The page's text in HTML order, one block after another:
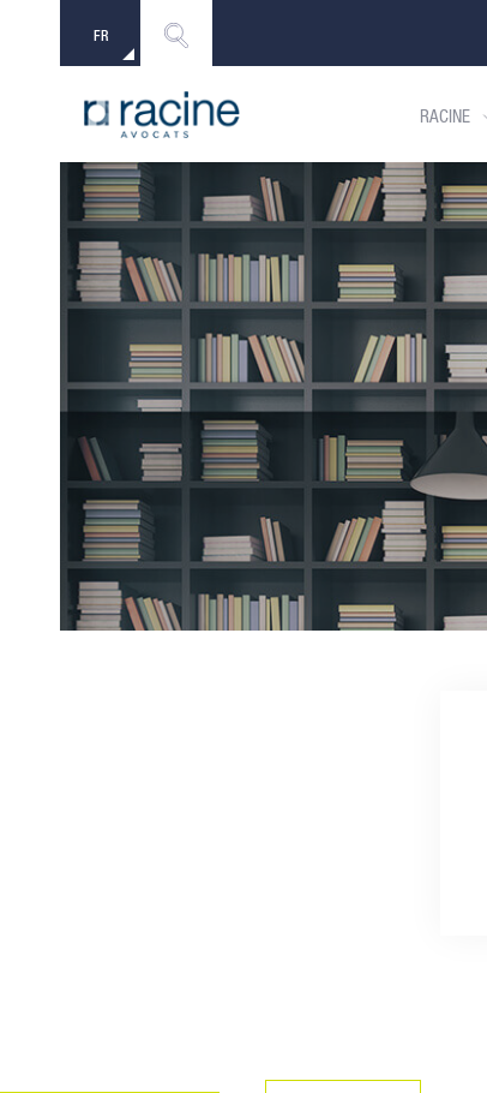
FR
EN
RACINE